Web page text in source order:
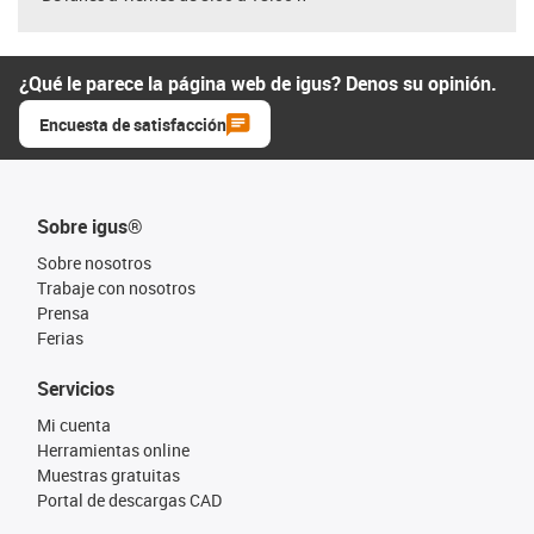
¿Qué le parece la página web de igus? Denos su opinión.
Encuesta de satisfacción
Sobre igus®
Sobre nosotros
Trabaje con nosotros
Prensa
Ferias
Servicios
Mi cuenta
Herramientas online
Muestras gratuitas
Portal de descargas CAD